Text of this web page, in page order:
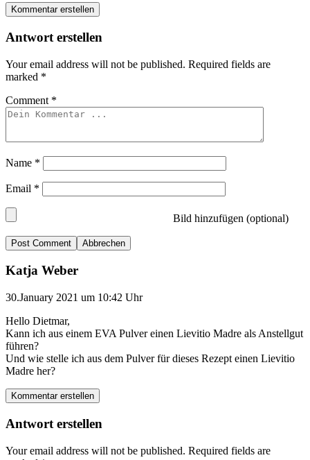
Kommentar erstellen
Antwort erstellen
Your email address will not be published. Required fields are
marked *
Comment *
Name *
Email *
Bild hinzufügen (optional)
Abbrechen
Katja Weber
30.January 2021 um 10:42 Uhr
Hello Dietmar,
Kann ich aus einem EVA Pulver einen Lievitio Madre als Anstellgut
führen?
Und wie stelle ich aus dem Pulver für dieses Rezept einen Lievitio
Madre her?
Kommentar erstellen
Antwort erstellen
Your email address will not be published. Required fields are